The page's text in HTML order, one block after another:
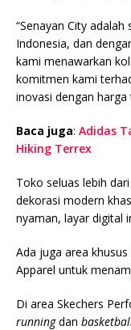
“Senayan City
Indonesia, dan
kami menawarkan
komitmen kami
inovasi dengan harga
Baca juga: Adidas
Hiking Terrex
Toko seluas lebih
dekorasi modern
nyaman, layar digital
Ada juga area
Apparel untuk
Di area Skechers
runningdan